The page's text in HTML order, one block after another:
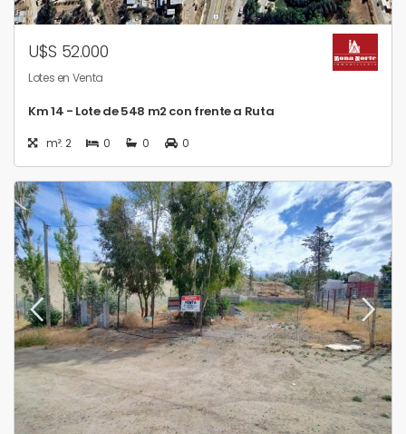
U$S 52.000
Lotes en Venta
Km 14 - Lote de 548 m2 con frente a Ruta
m²: 2 0 0 0